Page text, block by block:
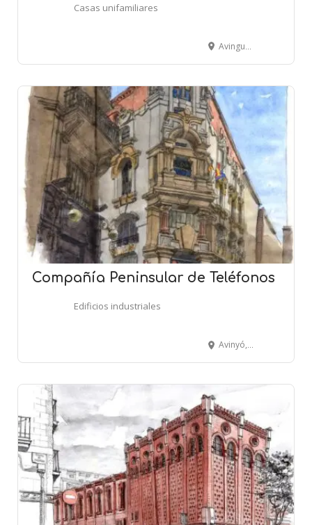
Casas unifamiliares
Avinguda de Josep Tarradellas i Joan, 44 - L'HOSPITALET DE LLOBREGAT
Compañía Peninsular de Teléfonos
Edificios industriales
Avinyó, 11-13 - BARCELONA